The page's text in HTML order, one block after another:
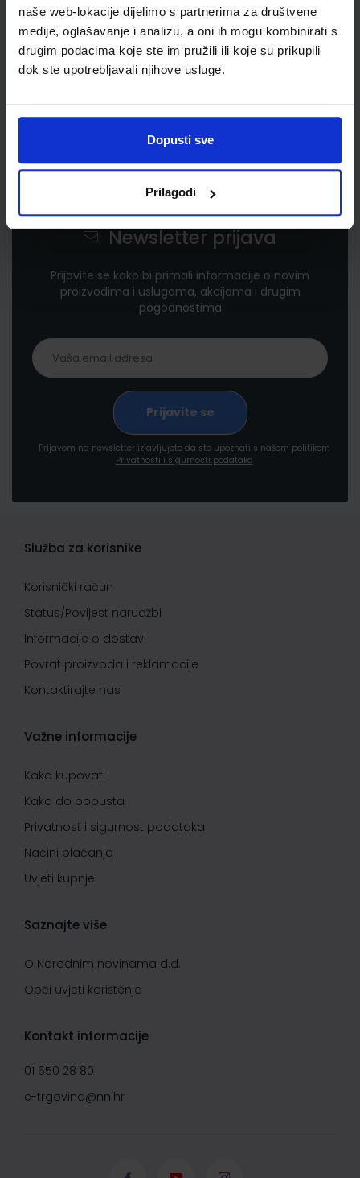
naše web-lokacije dijelimo s partnerima za društvene
medije, oglašavanje i analizu, a oni ih mogu kombinirati s
drugim podacima koje ste im pružili ili koje su prikupili
dok ste upotrebljavali njihove usluge.
Dopusti sve
Prilagodi
Nastavni predmet
ZDRAVST. I MED.ŠKOLE
Reg br min
6707
Newsletter prijava
Prijavite se kako bi primali informacije o novim
proizvodima i uslugama, akcijama i drugim
pogodnostima
Prijavom na newsletter izjavljujete da ste upoznati s našom politikom
Privatnosti i sigurnosti podataka
Služba za korisnike
Korisnički račun
Status/Povijest narudžbi
Informacije o dostavi
Povrat proizvoda i reklamacije
Kontaktirajte nas
Važne informacije
Kako kupovati
Kako do popusta
Privatnost i sigurnost podataka
Načini plaćanja
Uvjeti kupnje
Saznajte više
O Narodnim novinama d.d.
Opći uvjeti korištenja
Kontakt informacije
01 650 28 80
e-trgovina@nn.hr